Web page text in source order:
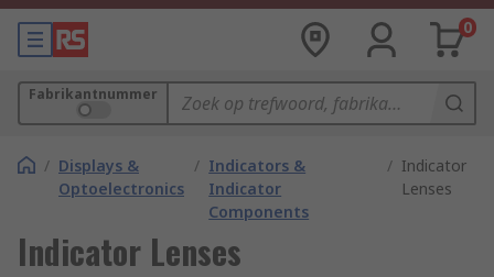
0
Fabrikantnummer
/ Displays &
Optoelectronics
/ Indicators &
Indicator
Components
/ Indicator
Lenses
Indicator Lenses